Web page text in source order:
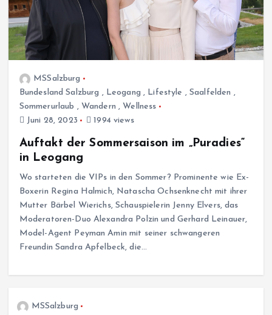
MSSalzburg
Bundesland Salzburg , Leogang , Lifestyle , Saalfelden ,
Sommerurlaub , Wandern , Wellness
Juni 28, 2023
1994 views
Auftakt der Sommersaison im „Puradies“
in Leogang
Wo starteten die VIPs in den Sommer? Prominente wie Ex-
Boxerin Regina Halmich, Natascha Ochsenknecht mit ihrer
Mutter Bärbel Wierichs, Schauspielerin Jenny Elvers, das
Moderatoren-Duo Alexandra Polzin und Gerhard Leinauer,
Model-Agent Peyman Amin mit seiner schwangeren
Freundin Sandra Apfelbeck, die…
MSSalzburg